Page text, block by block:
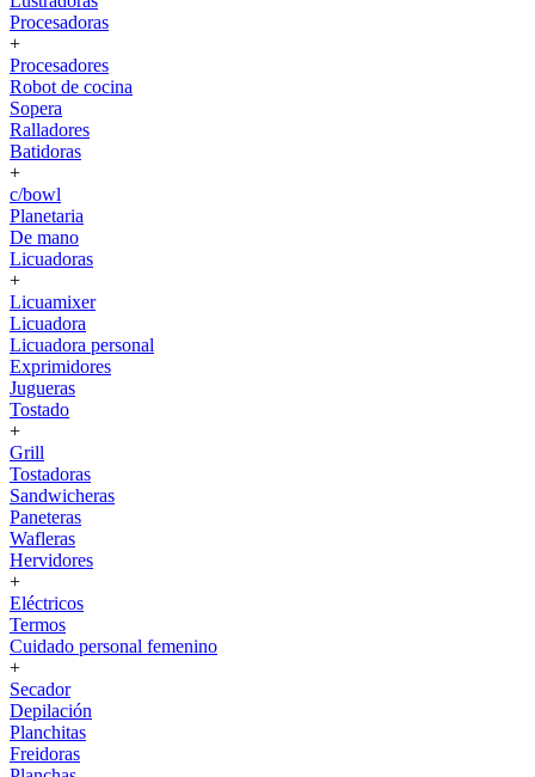
Procesadoras
+
Procesadores
Robot de cocina
Sopera
Ralladores
Batidoras
+
c/bowl
Planetaria
De mano
Licuadoras
+
Licuamixer
Licuadora
Licuadora personal
Exprimidores
Jugueras
Tostado
+
Grill
Tostadoras
Sandwicheras
Paneteras
Wafleras
Hervidores
+
Eléctricos
Termos
Cuidado personal femenino
+
Secador
Depilación
Planchitas
Freidoras